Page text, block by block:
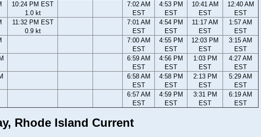
10:24 PM EST
1.0 kt
7:02 AM
EST
4:53 PM
EST
10:41 AM
EST
12:40 AM
EST
11:32 PM EST
0.9 kt
7:01 AM
EST
4:54 PM
EST
11:17 AM
EST
1:57 AM
EST
7:00 AM
EST
4:55 PM
EST
12:03 PM
EST
3:15 AM
EST
6:59 AM
EST
4:56 PM
EST
1:03 PM
EST
4:27 AM
EST
6:58 AM
EST
4:58 PM
EST
2:13 PM
EST
5:29 AM
EST
6:57 AM
EST
4:59 PM
EST
3:31 PM
EST
6:19 AM
EST
Rhode Island Current